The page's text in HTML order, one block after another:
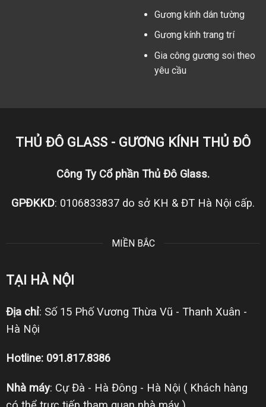
Gương kính dán tường
Gương kính trang trí
Gia công gương soi theo
yêu cầu
THỦ ĐÔ GLASS - GƯƠNG KÍNH THỦ ĐÔ
Công Ty Cổ phần Thủ Đô Glass.
GPĐKKD: 0106833837 do sở KH & ĐT Hà Nội cấp.
MIỀN BẮC
TẠI HÀ NỘI
Địa chỉ: Số 15 Phố Vương Thừa Vũ - Thanh Xuân -
Hà Nội
Hotline: 091.817.8386
Nhà máy: Cự Đà - Hà Đông - Hà Nội ( Khách hàng